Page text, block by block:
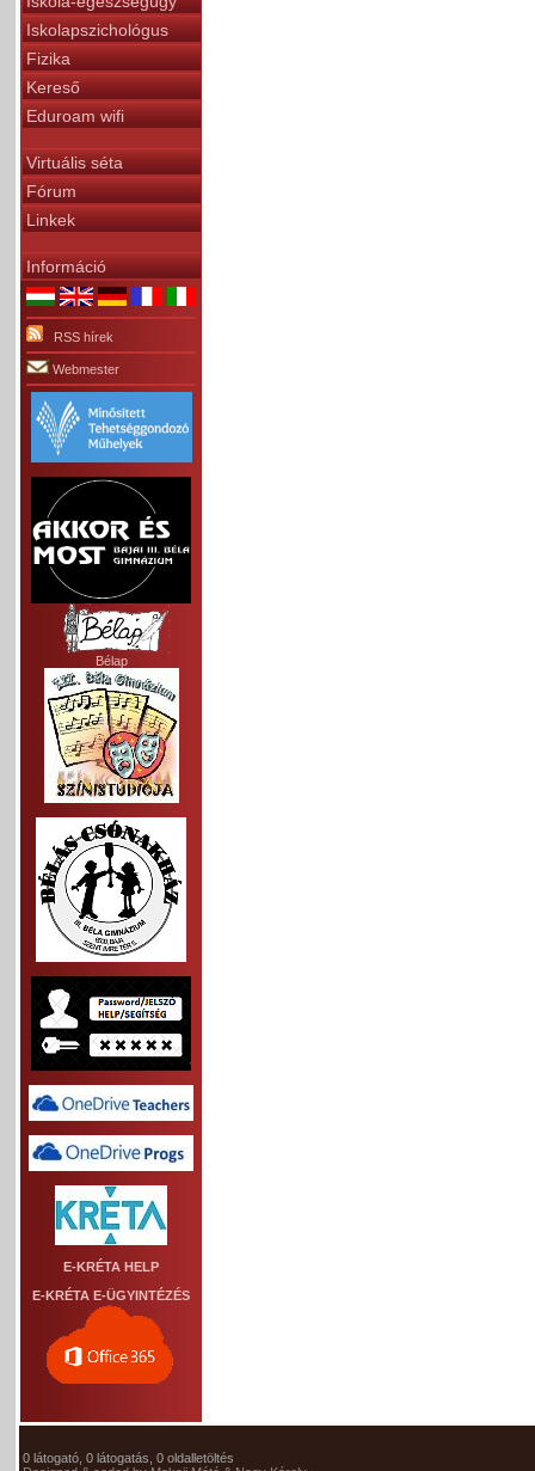
Iskolapszichológus
Fizika
Kereső
Eduroam wifi
Virtuális séta
Fórum
Linkek
Információ
RSS hírek
Webmester
Bélap
E-KRÉTA HELP
E-KRÉTA E-ÜGYINTÉZÉS
0 látogató, 0 látogatás, 0 oldalletöltés